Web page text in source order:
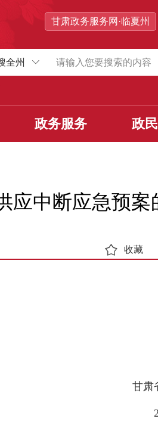
甘肃政务服务网·临夏州
全州
政务服务 政
应中断应急预案
收藏
甘